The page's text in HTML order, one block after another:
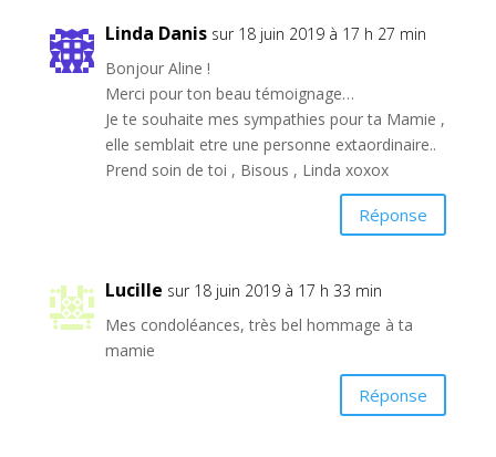
Linda Danis sur 18 juin 2019 à 17 h 27 min
Bonjour Aline !
Merci pour ton beau témoignage…
Je te souhaite mes sympathies pour ta Mamie ,
elle semblait etre une personne extaordinaire..
Prend soin de toi , Bisous , Linda xoxox
Réponse
Lucille sur 18 juin 2019 à 17 h 33 min
Mes condoléances, très bel hommage à ta
mamie
Réponse